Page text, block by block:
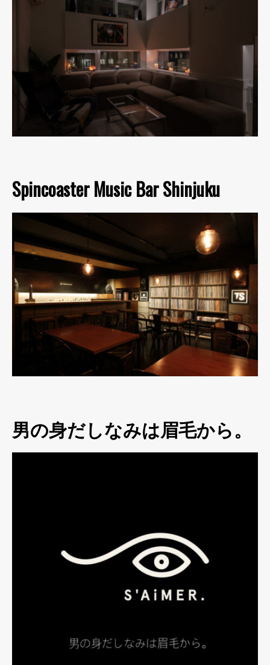
Spincoaster Music Bar Shinjuku
男の身だしなみは眉毛から。